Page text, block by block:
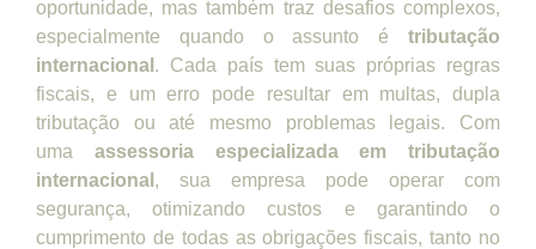
oportunidade, mas também traz desafios complexos,
especialmente quando o assunto é tributação
internacional . Cada país tem suas próprias regras
fiscais, e um erro pode resultar em multas, dupla
tributação ou até mesmo problemas legais. Com
uma assessoria especializada em tributação
internacional , sua empresa pode operar com
segurança, otimizando custos e garantindo o
cumprimento de todas as obrigações fiscais, tanto no